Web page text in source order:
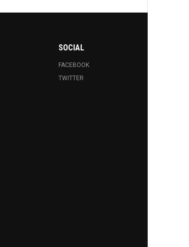
SOCIAL
FACEBOOK
TWITTER